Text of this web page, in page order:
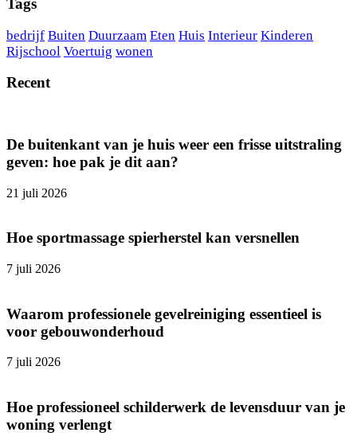
Tags
bedrijf Buiten Duurzaam Eten Huis Interieur Kinderen
Rijschool Voertuig wonen
Recent
De buitenkant van je huis weer een frisse uitstraling
geven: hoe pak je dit aan?
21 juli 2026
Hoe sportmassage spierherstel kan versnellen
7 juli 2026
Waarom professionele gevelreiniging essentieel is
voor gebouwonderhoud
7 juli 2026
Hoe professioneel schilderwerk de levensduur van je
woning verlengt